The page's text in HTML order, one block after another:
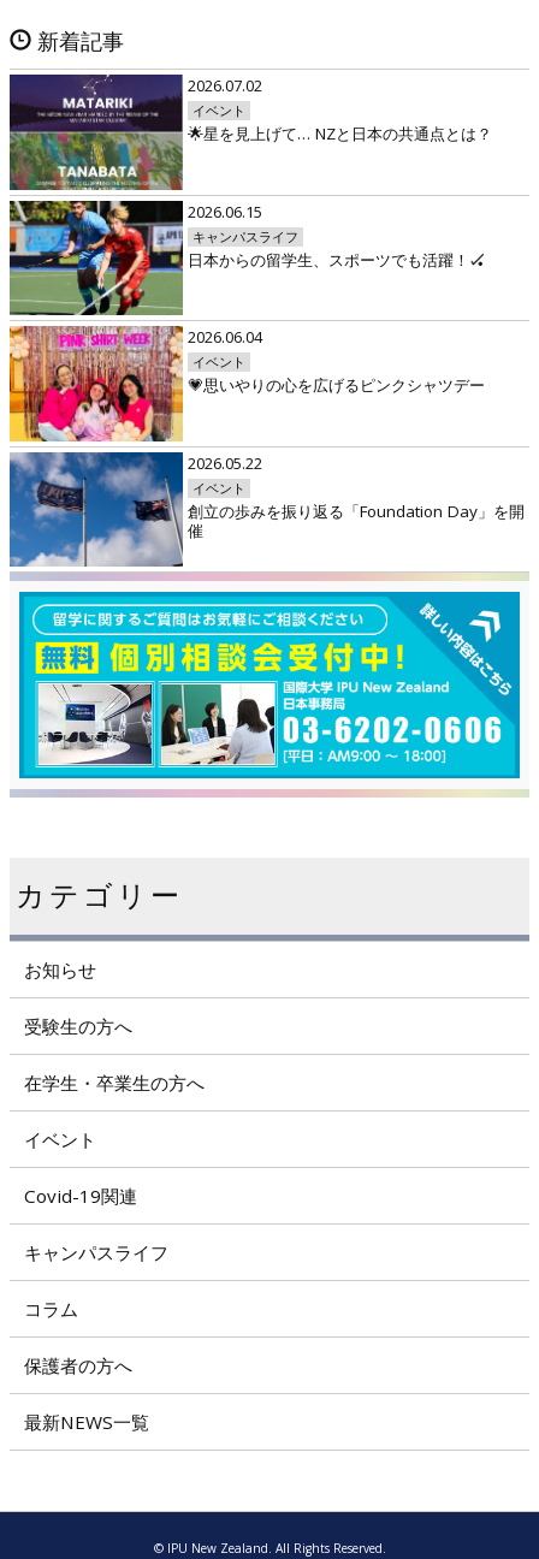
新着記事
2026.07.02
イベント
🌟星を見上げて… NZと日本の共通点とは？
2026.06.15
キャンパスライフ
日本からの留学生、スポーツでも活躍！🏑
2026.06.04
イベント
💗思いやりの心を広げるピンクシャツデー
2026.05.22
イベント
創立の歩みを振り返る「Foundation Day」を開
催
カテゴリー
お知らせ
受験生の方へ
在学生・卒業生の方へ
イベント
Covid-19関連
キャンパスライフ
コラム
保護者の方へ
最新NEWS一覧
© IPU New Zealand. All Rights Reserved.